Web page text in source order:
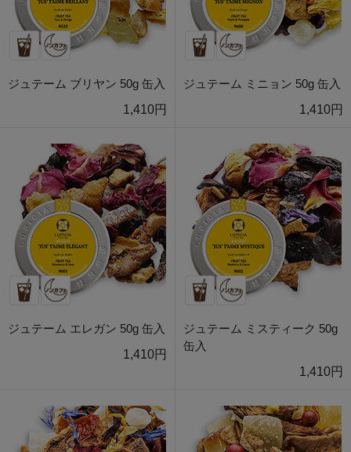
ジュテーム ブリヤン 50g 缶入
1,410円
ジュテーム ミニョン 50g 缶入
1,410円
ジュテーム エレガン 50g 缶入
1,410円
ジュテーム ミスティーク 50g
缶入
1,410円